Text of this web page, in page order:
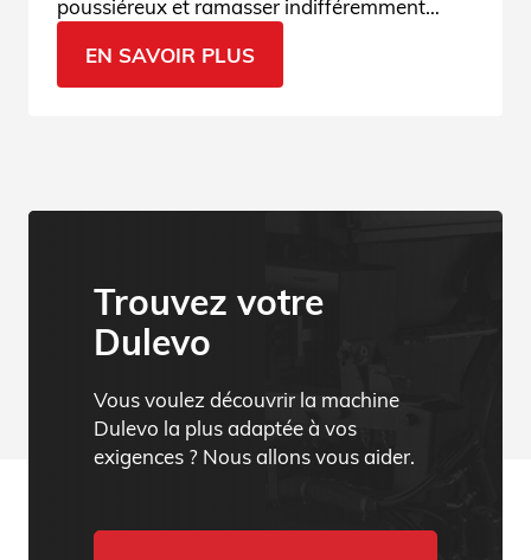
poussiéreux et ramasser indifféremment
d’informations.
EN SAVOIR PLUS
Trouvez votre
Dulevo
Vous voulez découvrir la machine
Dulevo la plus adaptée à vos
exigences ? Nous allons vous aider.